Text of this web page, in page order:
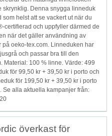
skrynklig. Denna snygga linneduk
som helst att se vackert ut när du
certifierad och uppfyller därmed de
när det gäller användning av
oeko-tex.com. Linneduken har
och passar bra till den
Material: 100 % linne. Värde: 499
för 99,50 kr + 39,50 kr i porto och
för 199,50 kr + 39,50 kr i porto
Se alla aktuella kampanjer från:
överkast för